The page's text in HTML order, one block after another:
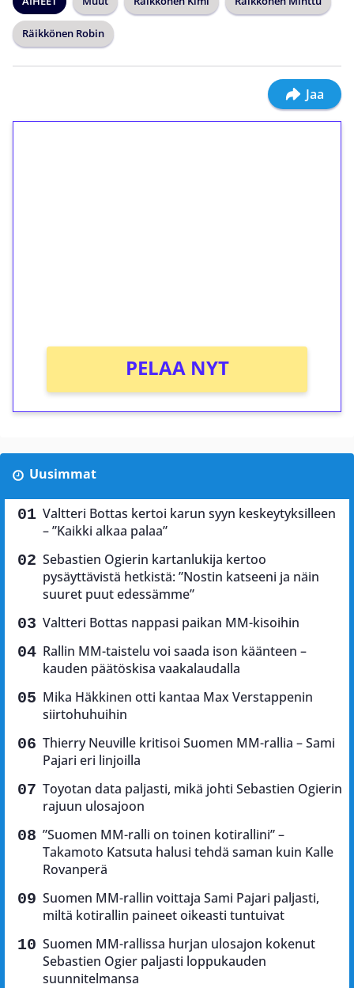
Räikkönen Robin
Jaa
PELAA NYT
Uusimmat
Valtteri Bottas kertoi karun syyn keskeytyksilleen
– ”Kaikki alkaa palaa”
Sebastien Ogierin kartanlukija kertoo
pysäyttävistä hetkistä: ”Nostin katseeni ja näin
suuret puut edessämme”
Valtteri Bottas nappasi paikan MM-kisoihin
Rallin MM-taistelu voi saada ison käänteen –
kauden päätöskisa vaakalaudalla
Mika Häkkinen otti kantaa Max Verstappenin
siirtohuhuihin
Thierry Neuville kritisoi Suomen MM-rallia – Sami
Pajari eri linjoilla
Toyotan data paljasti, mikä johti Sebastien Ogierin
rajuun ulosajoon
”Suomen MM-ralli on toinen kotirallini” –
Takamoto Katsuta halusi tehdä saman kuin Kalle
Rovanperä
Suomen MM-rallin voittaja Sami Pajari paljasti,
miltä kotirallin paineet oikeasti tuntuivat
Suomen MM-rallissa hurjan ulosajon kokenut
Sebastien Ogier paljasti loppukauden
suunnitelmansa